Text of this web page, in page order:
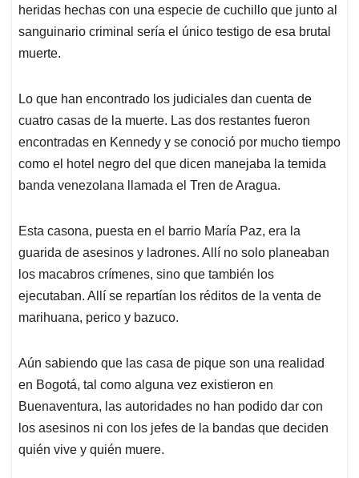
heridas hechas con una especie de cuchillo que junto al
sanguinario criminal sería el único testigo de esa brutal
muerte.
Lo que han encontrado los judiciales dan cuenta de
cuatro casas de la muerte. Las dos restantes fueron
encontradas en Kennedy y se conoció por mucho tiempo
como el hotel negro del que dicen manejaba la temida
banda venezolana llamada el Tren de Aragua.
Esta casona, puesta en el barrio María Paz, era la
guarida de asesinos y ladrones. Allí no solo planeaban
los macabros crímenes, sino que también los
ejecutaban. Allí se repartían los réditos de la venta de
marihuana, perico y bazuco.
Aún sabiendo que las casa de pique son una realidad
en Bogotá, tal como alguna vez existieron en
Buenaventura, las autoridades no han podido dar con
los asesinos ni con los jefes de la bandas que deciden
quién vive y quién muere.